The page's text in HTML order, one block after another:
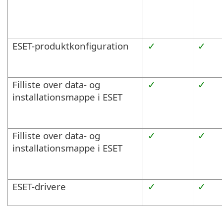
ESET-produktkonfiguration ✓ ✓
Filliste over data- og
installationsmappe i ESET
✓ ✓
Filliste over data- og
installationsmappe i ESET
✓ ✓
ESET-drivere ✓ ✓